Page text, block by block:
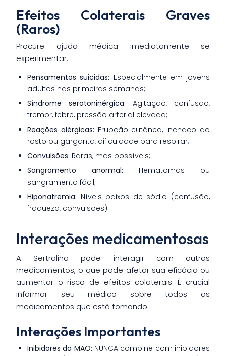
Efeitos Colaterais Graves
(Raros)
Procure ajuda médica imediatamente se
experimentar:
Pensamentos suicidas: Especialmente em jovens
adultos nas primeiras semanas;
Síndrome serotoninérgica: Agitação, confusão,
tremor, febre, pressão arterial elevada;
Reações alérgicas: Erupção cutânea, inchaço do
rosto ou garganta, dificuldade para respirar;
Convulsões: Raras, mas possíveis;
Sangramento anormal: Hematomas ou
sangramento fácil;
Hiponatremia: Níveis baixos de sódio (confusão,
fraqueza, convulsões).
Interações medicamentosas
A Sertralina pode interagir com outros
medicamentos, o que pode afetar sua eficácia ou
aumentar o risco de efeitos colaterais. É crucial
informar seu médico sobre todos os
medicamentos que está tomando.
Interações Importantes
Inibidores da MAO: NUNCA combine com inibidores